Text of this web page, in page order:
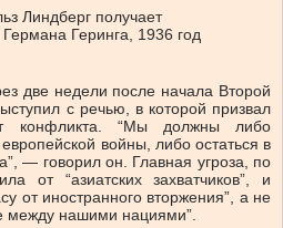
Линдберг получает
Геринга, 1936 год
две недели после начала Второй
с речью, в которой призвал
конфликта. “Мы должны либо
войны, либо остаться в
— говорил он. Главная угроза, по
от “азиатских захватчиков”, и
от иностранного вторжения”, а не
между нашими нациями”.